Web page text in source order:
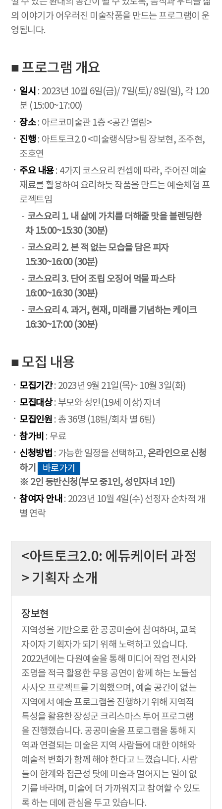
의 이야기가 어우러진 미술작품을 만드는 프로그램이 운
영됩니다.
■ 프로그램 개요
일시 : 2023년 10월 6일(금)/ 7일(토)/ 8일(일), 각 120
분 (15:00~17:00)
장소: 아르코미술관 1층 <공간 열림>
진행 : 아트토크2.0 <미술랭식당>팀 장보현, 조주현,
조호연
주요 내용: 4가지 코스요리 컨셉에 따라, 주어진 예술
재료를 활용하여 요리하듯 작품을 만드는 예술체험 프
로젝트임
코스요리 1. 내 삶에 가치를 더해줄 맛을 블렌딩한
차 15:00~15:30 (30분)
코스요리 2. 본 적 없는 모습을 담은 피자
15:30~16:00 (30분)
코스요리 3. 단어 조립 오징어 먹물 파스타
16:00~16:30 (30분)
코스요리 4. 과거, 현재, 미래를 기념하는 케이크
16:30~17:00 (30분)
■ 모집 내용
모집기간: 2023년 9월 21일(목)~ 10월 3일(화)
모집대상: 부모와 성인(19세 이상) 자녀
모집인원 : 총 36명 (18팀/회차 별 6팀)
참가비 : 무료
신청방법 : 가능한 일정을 선택하고, 온라인으로 신청
하기
바로가기
※ 2인 동반신청(부모 중1인, 성인자녀 1인)
참여자 안내 : 2023년 10월 4일(수) 선정자 순차적 개
별 연락
<아트토크2.0: 에듀케이터 과정
> 기획자 소개
장보현
지역성을 기반으로 한 공공미술에 참여하며, 교육
자이자 기획자가 되기 위해 노력하고 있습니다.
2022년에는 다원예술을 통해 미디어 작업 전시와
조명을 적극 활용한 무용 공연이 함께 하는 노들섬
사사오 프로젝트를 기획했으며, 예술 공간이 없는
지역에서 예술 프로그램을 진행하기 위해 지역적
특성을 활용한 장성군 크리스마스 투어 프로그램
을 진행했습니다. 공공미술을 프로그램을 통해 지
역과 연결되는 미술은 지역 사람들에 대한 이해와
예술적 변화가 함께 해야 한다고 느꼈습니다. 사람
들이 한계와 접근성 탓에 미술과 멀어지는 일이 없
기를 바라며, 미술에 더 가까워지고 참여할 수 있도
록 하는 데에 관심을 두고 있습니다.